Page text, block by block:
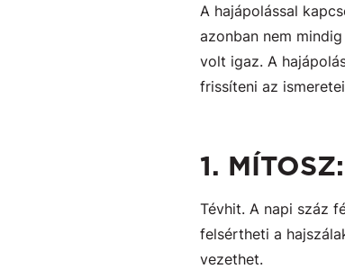
A hajápolással
azonban nem
volt igaz. A
frissíteni az
1.
Tévhit. A napi száz
felsértheti a
vezethet.